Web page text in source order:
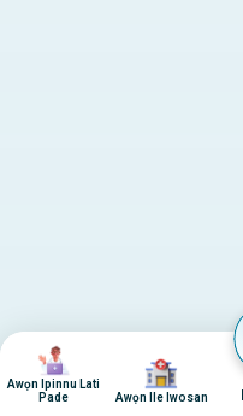
aworan
Awọn Ipinnu Lati
Pade
aworan
Awọn Ile Iwosan